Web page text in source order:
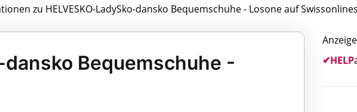
zu HELVESKO-LadySko-dansko Bequemschuhe - Losone auf
dansko Bequemschuhe -
Anzeige
✔HELP